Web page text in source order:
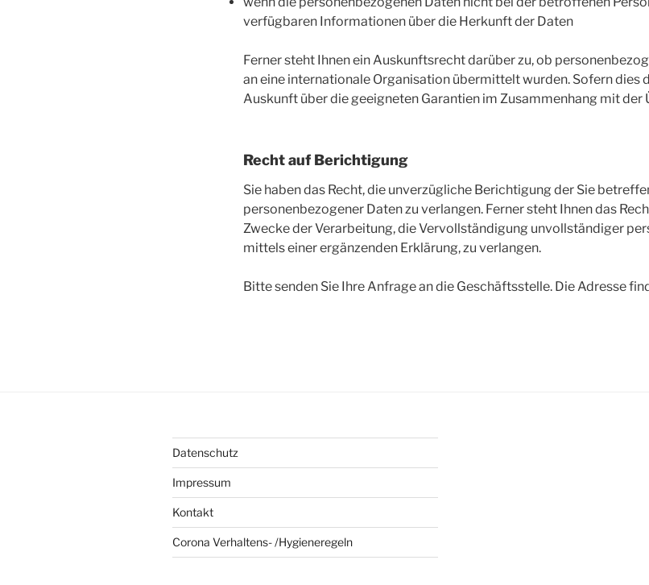
verfügbaren Informationen über die Herkunft der Daten
Ferner steht Ihnen ein Auskunftsrecht darüber zu, ob
an eine internationale Organisation übermittelt wurden. Sofern dies
Auskunft über die geeigneten Garantien im Zusammenhang mit der
Recht auf Berichtigung
Sie haben das Recht, die unverzügliche Berichtigung der Sie
personenbezogener Daten zu verlangen. Ferner steht Ihnen das
Zwecke der Verarbeitung, die Vervollständigung unvollständiger
mittels einer ergänzenden Erklärung, zu verlangen.
Bitte senden Sie Ihre Anfrage an die Geschäftsstelle. Die Adresse
Datenschutz
Impressum
Kontakt
Corona Verhaltens- /Hygieneregeln